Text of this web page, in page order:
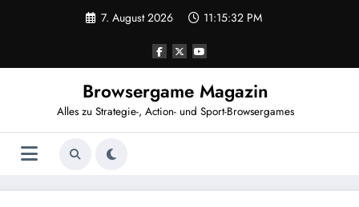
7. August 2026 11:15:32 PM
Browsergame Magazin
Alles zu Strategie-, Action- und Sport-Browsergames